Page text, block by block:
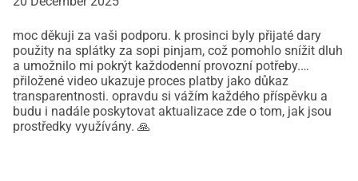
O této půjčce jsem své ženě neřekl. Ne proto, že bych ji
chtěl skrývat, ale protože chci, aby zůstala klidná a nebála
se. Zvenčí může náš život vypadat stabilně stálá práce, děti
ve škole, dům, který neteče. Ale uvnitř je plný každodenních
bojů. Nejsem líný. Nejsem rozhazovačný. Jsem prostě otec,
který se snaží uniknout z utahujícího se cyklu.
moc děkuji za vaši podporu. k prosinci byly přijaté dary
použity na splátky za sopi pinjam, což pomohlo snížit dluh
a umožnilo mi pokrýt každodenní provozní potřeby.
přiložené video ukazuje proces platby jako důkaz
transparentnosti. opravdu si vážím každého příspěvku a
budu i nadále poskytovat aktualizace zde o tom, jak jsou
prostředky využívány. 🙏